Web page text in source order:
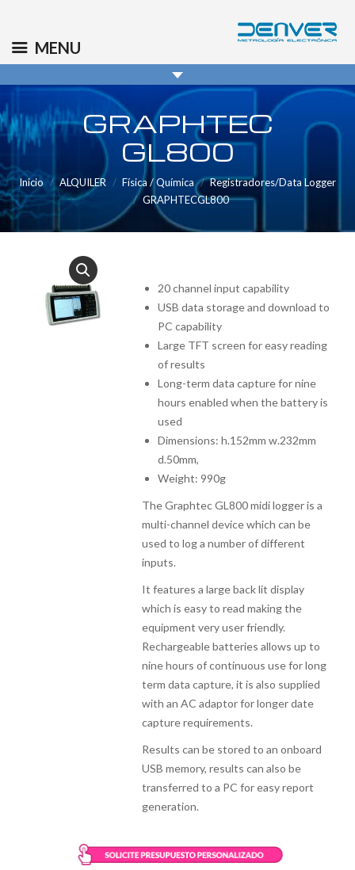
info@denver.es
GRAPHTEC
GL800
Inicio ALQUILER Física / Química
Registradores/Data Logger
GRAPHTECGL800
20 channel input capability
USB data storage and download to
PC capability
Large TFT screen for easy reading
of results
Long-term data capture for nine
hours enabled when the battery is
used
Dimensions: h.152mm w.232mm
d.50mm,
Weight: 990g
The Graphtec GL800 midi logger is a
multi-channel device which can be
used to log a number of different
inputs.
It features a large back lit display
which is easy to read making the
equipment very user friendly.
Rechargeable batteries allows up to
nine hours of continuous use for long
term data capture, it is also supplied
with an AC adaptor for longer date
capture requirements.
Results can be stored to an onboard
USB memory, results can also be
transferred to a PC for easy report
generation.
MENU